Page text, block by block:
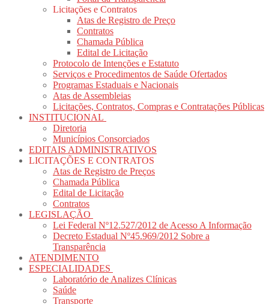
Licitações e Contratos
Atas de Registro de Preço
Contratos
Chamada Pública
Edital de Licitação
Protocolo de Intenções e Estatuto
Serviços e Procedimentos de Saúde Ofertados
Programas Estaduais e Nacionais
Atas de Assembleias
Licitações, Contratos, Compras e Contratações Públicas
INSTITUCIONAL
Diretoria
Municípios Consorciados
EDITAIS ADMINISTRATIVOS
LICITAÇÕES E CONTRATOS
Atas de Registro de Preços
Chamada Pública
Edital de Licitação
Contratos
LEGISLAÇÃO
Lei Federal Nº12.527/2012 de Acesso A Informação
Decreto Estadual Nº45.969/2012 Sobre a
Transparência
ATENDIMENTO
ESPECIALIDADES
Laboratório de Analizes Clínicas
Saúde
Transporte